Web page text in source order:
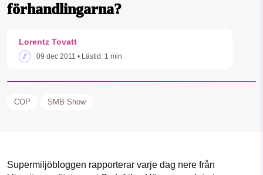
OMRÅDEN
OM OSS
förhandlingarna?
Lorentz Tovatt
09 dec 2011 • Lästid: 1 min
COP SMB Show
Supermiljöbloggen rapporterar varje dag nere från